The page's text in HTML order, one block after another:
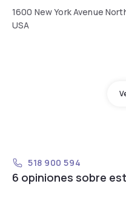
1600 New York Avenue
USA
518 900 594
6 opiniones sobre